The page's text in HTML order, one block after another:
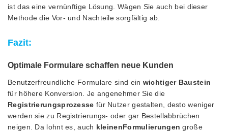
ist das eine vernünftige Lösung. Wägen Sie auch bei dieser
Methode die Vor- und Nachteile sorgfältig ab.
Fazit:
Optimale Formulare schaffen neue Kunden
Benutzerfreundliche Formulare sind ein wichtiger Baustein
für höhere Konversion. Je angenehmer Sie die
Registrierungsprozesse für Nutzer gestalten, desto weniger
werden sie zu Registrierungs- oder gar Bestellabbrüchen
neigen. Da lohnt es, auch kleinenFormulierungen große